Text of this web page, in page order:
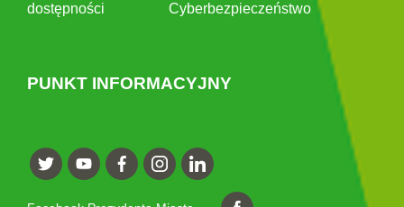
dostępności
Cyberbezpieczeństwo
PUNKT INFORMACYJNY